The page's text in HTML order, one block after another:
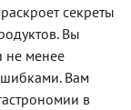
секреты
Вы
не менее
Вам
в